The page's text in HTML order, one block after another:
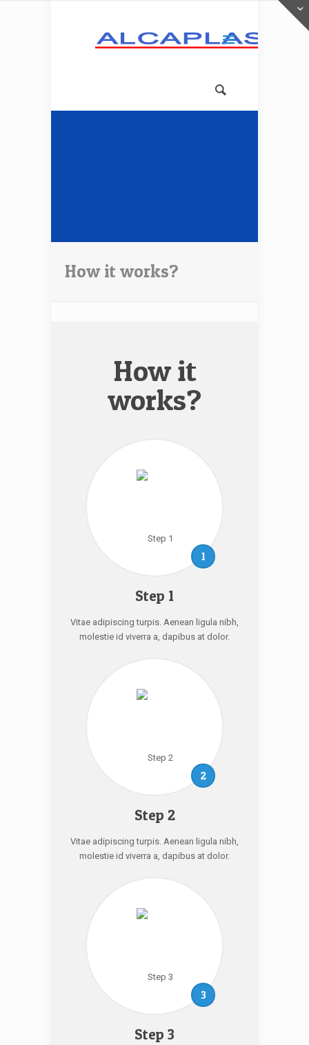
How it works?
How it
works?
1
Step 1
Vitae adipiscing turpis. Aenean ligula nibh,
molestie id viverra a, dapibus at dolor.
2
Step 2
Vitae adipiscing turpis. Aenean ligula nibh,
molestie id viverra a, dapibus at dolor.
3
Step 3